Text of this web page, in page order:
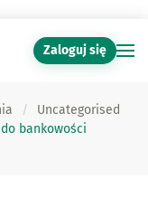
Zaloguj się
Uncategorised
bankowości